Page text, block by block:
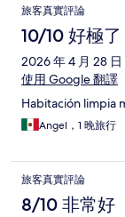
旅客真實評論
10/10 好極了
2026 年 4 月 28 日
使用 Google 翻譯
Habitación limpia
Angel，1 晚旅行
旅客真實評論
8/10 非常好